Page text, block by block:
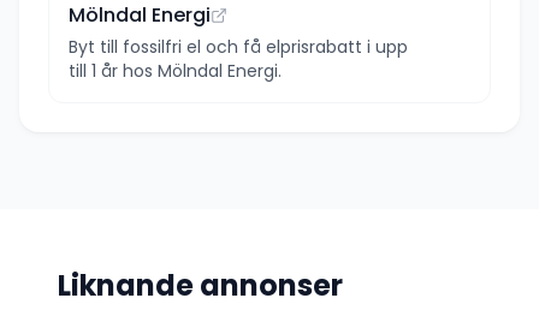
Mölndal Energi
Byt till fossilfri el och få elprisrabatt i upp
till 1 år hos Mölndal Energi.
Liknande annonser